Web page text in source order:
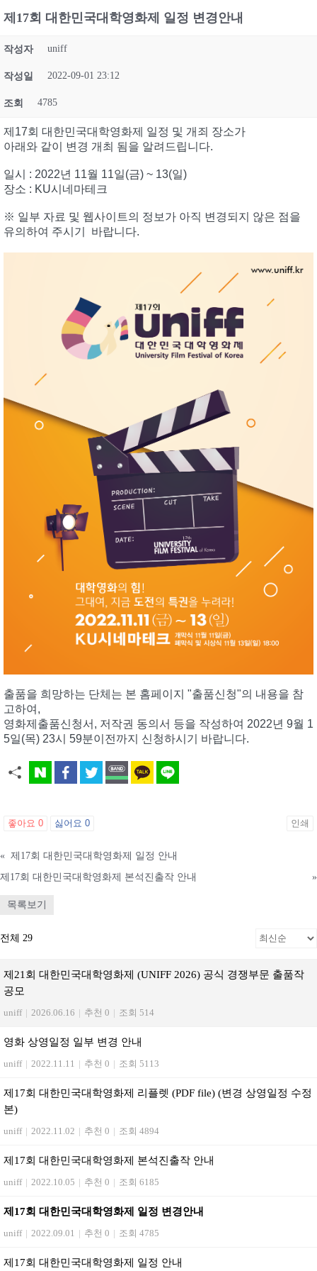
제17회 대한민국대학영화제 일정 변경안내
작성자 uniff
작성일 2022-09-01 23:12
조회 4785
제17회 대한민국대학영화제 일정 및 개죄 장소가
아래와 같이 변경 개최 됨을 알려드립니다.
일시 : 2022년 11월 11일(금) ~ 13(일)
장소 : KU시네마테크
※ 일부 자료 및 웹사이트의 정보가 아직 변경되지 않은 점을
유의하여 주시기 바랍니다.
출품을 희망하는 단체는 본 홈페이지 "출품신청"의 내용을 참
고하여,
영화제출품신청서, 저작권 동의서 등을 작성하여 2022년 9월 1
5일(목) 23시 59분이전까지 신청하시기 바랍니다.
좋아요 0 싫어요 0 인쇄
« 제17회 대한민국대학영화제 일정 안내
제17회 대한민국대학영화제 본석진출작 안내
»
목록보기
전체 29
제21회 대한민국대학영화제 (UNIFF 2026) 공식 경쟁부문 출품작
공모
uniff | 2026.06.16 | 추천 0 | 조회 514
영화 상영일정 일부 변경 안내
uniff | 2022.11.11 | 추천 0 | 조회 5113
제17회 대한민국대학영화제 리플렛 (PDF file) (변경 상영일정 수정
본)
uniff | 2022.11.02 | 추천 0 | 조회 4894
제17회 대한민국대학영화제 본석진출작 안내
uniff | 2022.10.05 | 추천 0 | 조회 6185
제17회 대한민국대학영화제 일정 변경안내
uniff | 2022.09.01 | 추천 0 | 조회 4785
제17회 대한민국대학영화제 일정 안내